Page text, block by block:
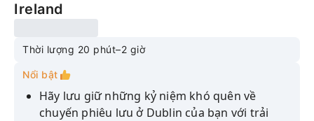
Ireland
Thời lượng 20 phút–2 giờ
Nổi bật
Hãy lưu giữ những kỷ niệm khó quên về
chuyến phiêu lưu ở Dublin của bạn với trải